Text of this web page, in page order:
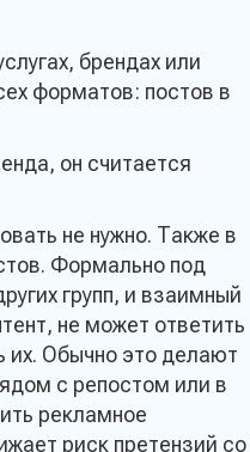
брендах или
форматов: постов в
он считается
не нужно. Также в
Формально под
групп, и взаимный
не может ответить
их. Обычно это делают
с репостом или в
рекламное
риск претензий со